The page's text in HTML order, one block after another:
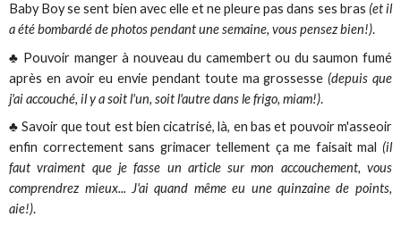
Baby Boy se sent bien avec elle et ne pleure pas dans ses bras (et il
a été bombardé de photos pendant une semaine, vous pensez bien!).
♣ Pouvoir manger à nouveau du camembert ou du saumon fumé
après en avoir eu envie pendant toute ma grossesse (depuis que
j'ai accouché, il y a soit l'un, soit l'autre dans le frigo, miam!).
♣ Savoir que tout est bien cicatrisé, là, en bas et pouvoir m'asseoir
enfin correctement sans grimacer tellement ça me faisait mal (il
faut vraiment que je fasse un article sur mon accouchement, vous
comprendrez mieux... J'ai quand même eu une quinzaine de points,
aie!).